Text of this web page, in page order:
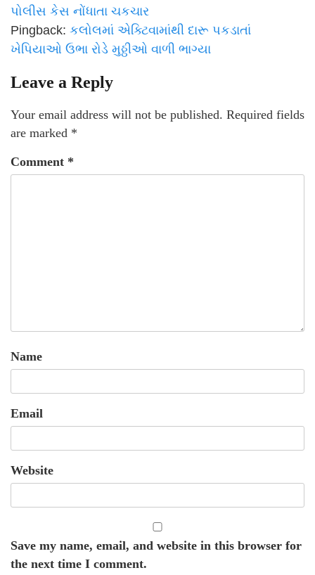
પોલીસ કેસ નોંધાતા ચકચાર
Pingback: કલોલમાં એક્ટિવામાંથી દારૂ પકડાતાં
ખેપિયાઓ ઉભા રોડે મુઠ્ઠીઓ વાળી ભાગ્યા
Leave a Reply
Your email address will not be published. Required fields
are marked *
Comment *
Name
Email
Website
Save my name, email, and website in this browser for
the next time I comment.